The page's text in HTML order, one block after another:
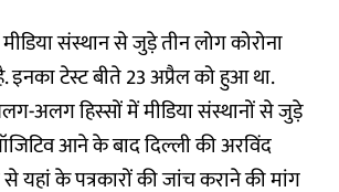
संस्थान से जुड़े तीन लोग कोरोना
इनका टेस्ट बीते 23 अप्रैल को हुआ था.
अलग हिस्सों में मीडिया संस्थानों से जुड़े
आने के बाद दिल्ली की अरविंद
यहां के पत्रकारों की जांच कराने की मांग